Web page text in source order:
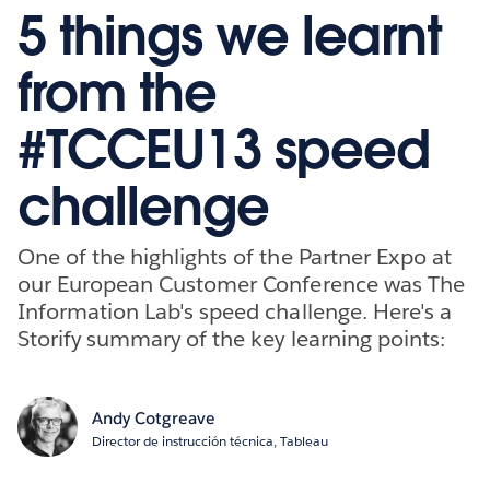
5 things we learnt
from the
#TCCEU13 speed
challenge
One of the highlights of the Partner Expo at
our European Customer Conference was The
Information Lab's speed challenge. Here's a
Storify summary of the key learning points:
Andy Cotgreave
Director de instrucción técnica, Tableau